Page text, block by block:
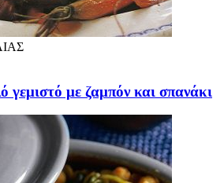
γεμιστό με ζαμπόν και σπανάκι